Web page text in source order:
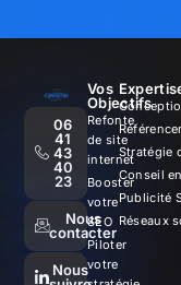
06
41
43
40
23
Nous
contacter
Nous
Vos
Objectifs
Refonte
de site
internet
Booster
votre
SEO
Piloter
votre
Stratégie
Conseil
Publicité
Réseaux